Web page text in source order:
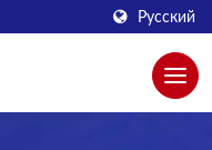
Русский